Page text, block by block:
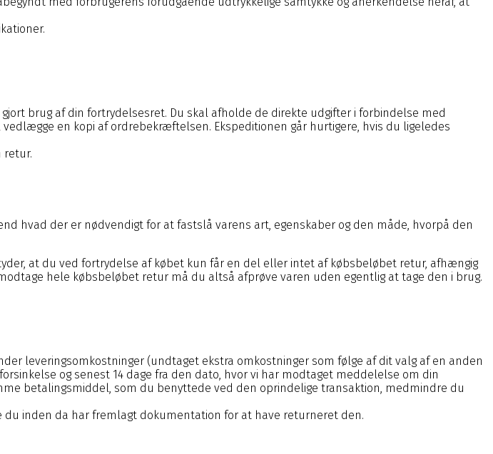
brug af din fortrydelsesret. Du skal afholde de direkte udgifter i forbindelse med
en kopi af ordrebekræftelsen. Ekspeditionen går hurtigere, hvis du ligeledes
retur.
hvad der er nødvendigt for at fastslå varens art, egenskaber og den måde, hvorpå den
at du ved fortrydelse af købet kun får en del eller intet af købsbeløbet retur, afhængig
hele købsbeløbet retur må du altså afprøve varen uden egentlig at tage den i brug.
leveringsomkostninger (undtaget ekstra omkostninger som følge af dit valg af en anden
og senest 14 dage fra den dato, hvor vi har modtaget meddelelse om din
betalingsmiddel, som du benyttede ved den oprindelige transaktion, medmindre du
inden da har fremlagt dokumentation for at have returneret den.